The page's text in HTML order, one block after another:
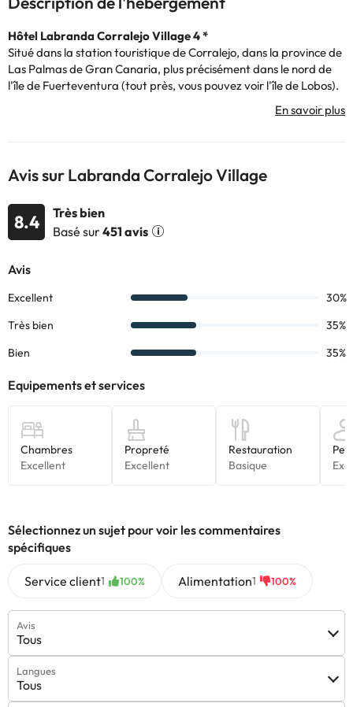
Hôtel Labranda Corralejo Village 4 *
Situé dans la station touristique de Corralejo, dans la province de
Las Palmas de Gran Canaria, plus précisément dans le nord de
l'île de Fuerteventura (tout près, vous pouvez voir l'île de Lobos).
L'hôtel dispose d'une réception ouverte 24h / 24, de la
Parmi les autres services, ils ont un restaurant buffet où ils offrent
le petit déjeuner, le déjeuner et le dîner. Ils ont également un
service de bar-cafétéria et un snack-bar.
Les chambres disposent de la climatisation, d'une connexion Wi-
Fi gratuite, d'un bureau, du téléphone, de la télévision et d'une
une terrasse.
Nous vous recommandons d'explorer l'île et, surtout, de profiter
du climat et de ses plages. Puerto del Rosario, à 32,7 km, est la
capitale de l'île.
Certains des services indiqués peuvent être payants. Vous
pouvez consulter les tarifs directement auprès de
l’établissement. Toutes les informations figurant sur cette fiche
sont susceptibles d’être modifiées par l’hébergement. Si vous
Avis sur Labranda Corralejo Village
8.4
Très bien
Basé sur451 avis
Sélectionnez un sujet pour voir les commentaires
spécifiques
Service client1 100% Alimentation1 100%
Avis
Tous
Langues
Tous